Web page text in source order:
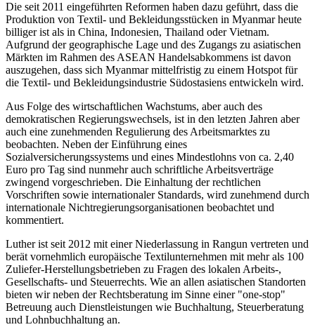
Die seit 2011 eingeführten Reformen haben dazu geführt, dass die
Produktion von Textil- und Bekleidungsstücken in Myanmar heute
billiger ist als in China, Indonesien, Thailand oder Vietnam.
Aufgrund der geographische Lage und des Zugangs zu asiatischen
Märkten im Rahmen des ASEAN Handelsabkommens ist davon
auszugehen, dass sich Myanmar mittelfristig zu einem Hotspot für
die Textil- und Bekleidungsindustrie Südostasiens entwickeln wird.
Aus Folge des wirtschaftlichen Wachstums, aber auch des
demokratischen Regierungswechsels, ist in den letzten Jahren aber
auch eine zunehmenden Regulierung des Arbeitsmarktes zu
beobachten. Neben der Einführung eines
Sozialversicherungssystems und eines Mindestlohns von ca. 2,40
Euro pro Tag sind nunmehr auch schriftliche Arbeitsverträge
zwingend vorgeschrieben. Die Einhaltung der rechtlichen
Vorschriften sowie internationaler Standards, wird zunehmend durch
internationale Nichtregierungsorganisationen beobachtet und
kommentiert.
Luther ist seit 2012 mit einer Niederlassung in Rangun vertreten und
berät vornehmlich europäische Textilunternehmen mit mehr als 100
Zuliefer-Herstellungsbetrieben zu Fragen des lokalen Arbeits-,
Gesellschafts- und Steuerrechts. Wie an allen asiatischen Standorten
bieten wir neben der Rechtsberatung im Sinne einer "one-stop"
Betreuung auch Dienstleistungen wie Buchhaltung, Steuerberatung
und Lohnbuchhaltung an.